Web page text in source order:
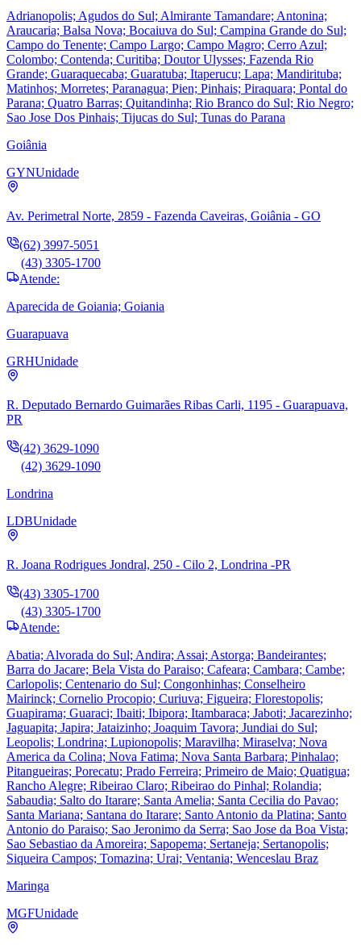
Adrianopolis; Agudos do Sul; Almirante Tamandare; Antonina;
Araucaria; Balsa Nova; Bocaiuva do Sul; Campina Grande do Sul;
Campo do Tenente; Campo Largo; Campo Magro; Cerro Azul;
Colombo; Contenda; Curitiba; Doutor Ulysses; Fazenda Rio
Grande; Guaraquecaba; Guaratuba; Itaperucu; Lapa; Mandirituba;
Matinhos; Morretes; Paranagua; Pien; Pinhais; Piraquara; Pontal do
Parana; Quatro Barras; Quitandinha; Rio Branco do Sul; Rio Negro;
Sao Jose Dos Pinhais; Tijucas do Sul; Tunas do Parana
Goiânia
GYNUnidade
Av. Perimetral Norte, 2859 - Fazenda Caveiras, Goiânia - GO
(62) 3997-5051
(43) 3305-1700
Atende:
Aparecida de Goiania; Goiania
Guarapuava
GRHUnidade
R. Deputado Bernardo Guimarães Ribas Carli, 1195 - Guarapuava,
PR
(42) 3629-1090
(42) 3629-1090
Londrina
LDBUnidade
R. Joana Rodrigues Jondral, 250 - Cilo 2, Londrina -PR
(43) 3305-1700
(43) 3305-1700
Atende:
Abatia; Alvorada do Sul; Andira; Assai; Astorga; Bandeirantes;
Barra do Jacare; Bela Vista do Paraiso; Cafeara; Cambara; Cambe;
Carlopolis; Centenario do Sul; Congonhinhas; Conselheiro
Mairinck; Cornelio Procopio; Curiuva; Figueira; Florestopolis;
Guapirama; Guaraci; Ibaiti; Ibipora; Itambaraca; Jaboti; Jacarezinho;
Jaguapita; Japira; Jataizinho; Joaquim Tavora; Jundiai do Sul;
Leopolis; Londrina; Lupionopolis; Maravilha; Miraselva; Nova
America da Colina; Nova Fatima; Nova Santa Barbara; Pinhalao;
Pitangueiras; Porecatu; Prado Ferreira; Primeiro de Maio; Quatigua;
Rancho Alegre; Ribeirao Claro; Ribeirao do Pinhal; Rolandia;
Sabaudia; Salto do Itarare; Santa Amelia; Santa Cecilia do Pavao;
Santa Mariana; Santana do Itarare; Santo Antonio da Platina; Santo
Antonio do Paraiso; Sao Jeronimo da Serra; Sao Jose da Boa Vista;
Sao Sebastiao da Amoreira; Sapopema; Sertaneja; Sertanopolis;
Siqueira Campos; Tomazina; Urai; Ventania; Wenceslau Braz
Maringa
MGFUnidade